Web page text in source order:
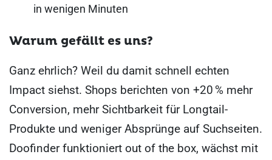
in wenigen Minuten
Warum gefällt es uns?
Ganz ehrlich? Weil du damit schnell echten
Impact siehst. Shops berichten von +20 % mehr
Conversion, mehr Sichtbarkeit für Longtail-
Produkte und weniger Absprünge auf Suchseiten.
Doofinder funktioniert out of the box, wächst mit